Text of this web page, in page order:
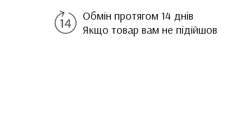
Обмін протягом 14 днів
Якщо товар вам не підійшов